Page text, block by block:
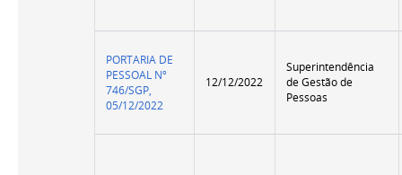
PORTARIA DE
PESSOAL Nº
746/SGP,
05/12/2022
12/12/2022
Superintendência
de Gestão de
Pessoas